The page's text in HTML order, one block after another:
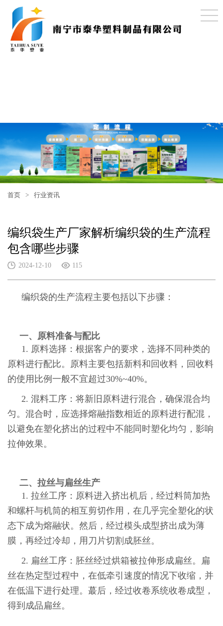
首页 > 行业资讯
编织袋生产厂家解析编织袋的生产流程
包含哪些步骤
2024-12-10 115
编织袋的生产流程主要包括以下步骤：
一、原料准备与配比
1. 原料选择：根据客户的要求，选择不同种类的
原料进行配比。原料主要包括新料和回收料，回收料
的使用比例一般不宜超过30%~40%。
2. 混料工序：将新旧原料进行混合，确保混合均
匀。混合时，应选择熔融指数相近的原料进行配混，
以避免在塑化挤出的过程中不能同时塑化均匀，影响
拉伸效果。
二、拉丝与扁丝生产
1. 拉丝工序：原料进入挤出机后，经过料筒加热
和螺杆与机筒的相互剪切作用，在几乎完全塑化的状
态下成为熔融状。然后，经过模头成型挤出成为薄
膜，再经过冷却，用刀片切割成胚丝。
2. 扁丝工序：胚丝经过烘箱被拉伸形成扁丝。扁
丝在热定型过程中，在低牵引速度的情况下收缩，并
在低温下进行处理。蕞后，经过收卷系统收卷成型，
得到成品扁丝。